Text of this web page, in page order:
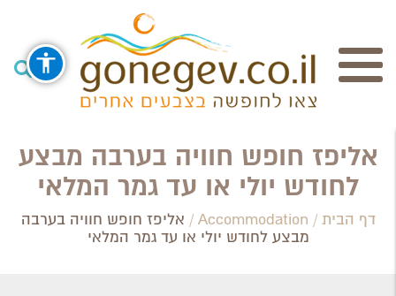
חיפוש
Search Category / Business
Region / Settlement
אליפז חופש חוויה בערבה מבצע
לחודש יולי או עד גמר המלאי
דף הבית /
Accommodation
/ אליפז חופש חוויה בערבה
מבצע לחודש יולי או עד גמר המלאי